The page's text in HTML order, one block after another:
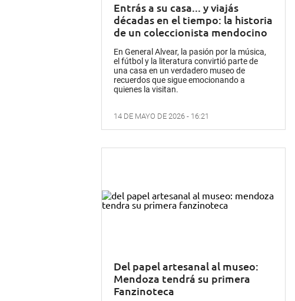
Entrás a su casa... y viajás
décadas en el tiempo: la historia
de un coleccionista mendocino
En General Alvear, la pasión por la música,
el fútbol y la literatura convirtió parte de
una casa en un verdadero museo de
recuerdos que sigue emocionando a
quienes la visitan.
14 DE MAYO DE 2026 - 16:21
Del papel artesanal al museo:
Mendoza tendrá su primera
Fanzinoteca